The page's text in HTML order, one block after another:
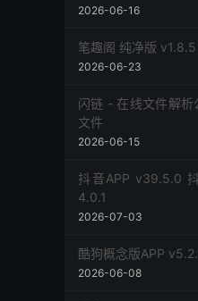
2026-06-16
笔趣阁 纯净版
2026-06-23
闪链 - 在线文件解析
文件
2026-06-15
抖音APP v39.5.0
4.0.1
2026-07-03
酷狗概念版APP
2026-06-08